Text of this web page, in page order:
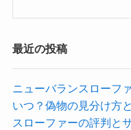
最近の投稿
ニューバランスローフ
いつ？偽物の見分け方
スローファーの評判と